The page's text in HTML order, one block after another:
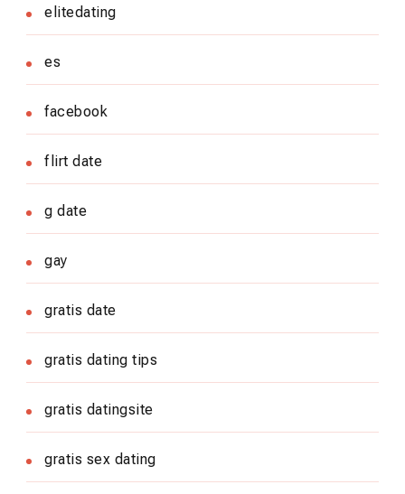
elitedating
es
facebook
flirt date
g date
gay
gratis date
gratis dating tips
gratis datingsite
gratis sex dating